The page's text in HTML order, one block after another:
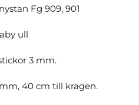
Fg 909, 901
ull
3 mm.
40 cm till kragen.